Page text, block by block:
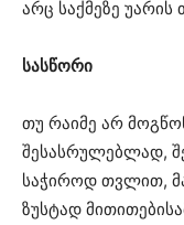
არც საქმეზე
სასწორი
თუ რაიმე არ
შესასრულებლად,
საჭიროდ თვლით,
ზუსტად